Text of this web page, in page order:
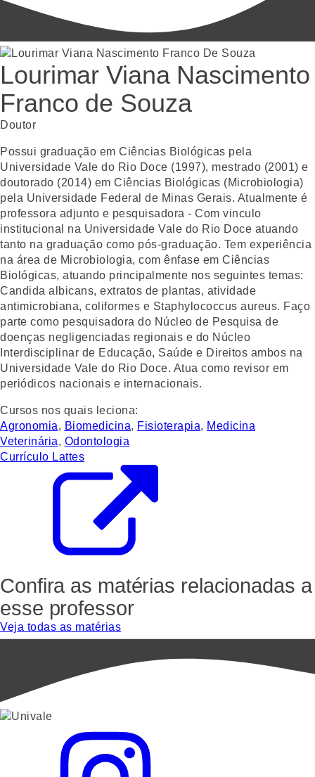
Lourimar Viana Nascimento
Franco de Souza
Doutor
Possui graduação em Ciências Biológicas pela
Universidade Vale do Rio Doce (1997), mestrado (2001) e
doutorado (2014) em Ciências Biológicas (Microbiologia)
pela Universidade Federal de Minas Gerais. Atualmente é
professora adjunto e pesquisadora - Com vinculo
institucional na Universidade Vale do Rio Doce atuando
tanto na graduação como pós-graduação. Tem experiência
na área de Microbiologia, com ênfase em Ciências
Biológicas, atuando principalmente nos seguintes temas:
Candida albicans, extratos de plantas, atividade
antimicrobiana, coliformes e Staphylococcus aureus. Faço
parte como pesquisadora do Núcleo de Pesquisa de
doenças negligenciadas regionais e do Núcleo
Interdisciplinar de Educação, Saúde e Direitos ambos na
Universidade Vale do Rio Doce. Atua como revisor em
periódicos nacionais e internacionais.
Cursos nos quais leciona:
Agronomia, Biomedicina, Fisioterapia, Medicina
Veterinária, Odontologia
Currículo Lattes
Confira as matérias relacionadas a
esse professor
Veja todas as matérias